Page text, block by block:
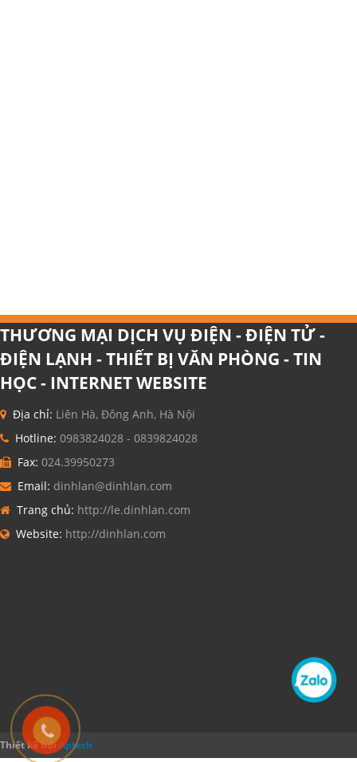
THƯƠNG MẠI DỊCH VỤ ĐIỆN - ĐIỆN TỬ -
ĐIỆN LẠNH - THIẾT BỊ VĂN PHÒNG - TIN
HỌC - INTERNET WEBSITE
Địa chỉ: Liên Hà, Đông Anh, Hà Nội
Hotline: 0983824028 - 0839824028
Fax: 024.39950273
Email: dinhlan@dinhlan.com
Trang chủ: http://le.dinhlan.com
Website: http://dinhlan.com
Thiết kế bởiAptech